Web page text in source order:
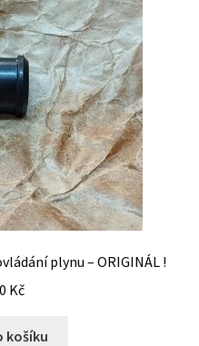
plynu – ORIGINÁL !
Kč
košíku